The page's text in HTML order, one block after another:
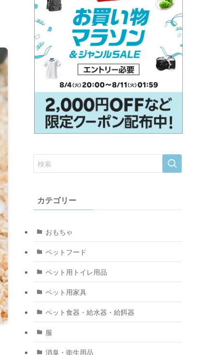
カテゴリー
おもちゃ
ペットフード
ペット用トイレ用品
ペット用家具
ペット食器・給水器・給餌器
服
消臭・衛生用品